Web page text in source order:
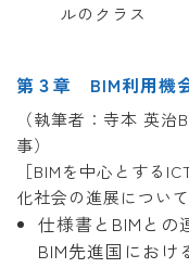
ルのクラス
第３章 BIM利用機
（執筆者：寺本 英
事）
［BIMを中心とする
化社会の進展について
仕様書とBIMとの
BIM先進国におけ